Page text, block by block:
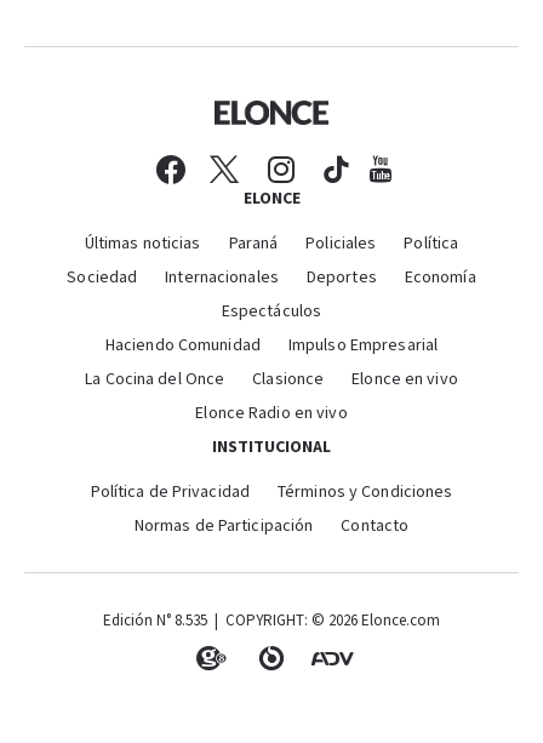
ELONCE
Últimas noticias Paraná Policiales
Política
Sociedad
Internacionales Deportes
Economía
Espectáculos
Haciendo Comunidad
Impulso Empresarial
La Cocina del Once
Clasionce
Elonce en vivo
Elonce Radio en vivo
INSTITUCIONAL
Política de Privacidad
Términos y Condiciones
Normas de Participación
Contacto
Edición N° 8.535 | COPYRIGHT: © 2026 Elonce.com